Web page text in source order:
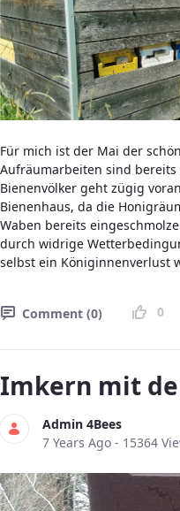
Für mich ist der Mai der
Aufräumarbeiten sind
Bienenvölker geht zügig
Bienenhaus, da die
Waben bereits
durch widrige
selbst ein Königinnenverlust
Comment (0) 0
Imkern mit
Admin 4Bees
Published Date
7 Years Ago - 15364